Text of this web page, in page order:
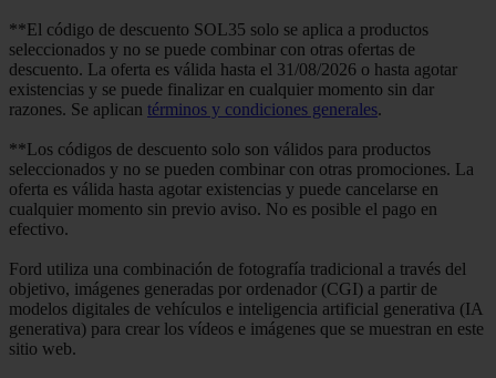
**El código de descuento SOL35 solo se aplica a productos
seleccionados y no se puede combinar con otras ofertas de
descuento. La oferta es válida hasta el 31/08/2026 o hasta agotar
existencias y se puede finalizar en cualquier momento sin dar
razones. Se aplican términos y condiciones generales.
**Los códigos de descuento solo son válidos para productos
seleccionados y no se pueden combinar con otras promociones. La
oferta es válida hasta agotar existencias y puede cancelarse en
cualquier momento sin previo aviso. No es posible el pago en
efectivo.
Ford utiliza una combinación de fotografía tradicional a través del
objetivo, imágenes generadas por ordenador (CGI) a partir de
modelos digitales de vehículos e inteligencia artificial generativa (IA
generativa) para crear los vídeos e imágenes que se muestran en este
sitio web.